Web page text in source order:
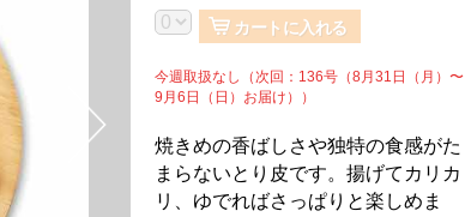
カートに入れる
今週取扱なし（次回：136号（8月31日（月）〜
9月6日（日）お届け））
焼きめの香ばしさや独特の食感がた
まらないとり皮です。揚げてカリカ
リ、ゆでればさっぱりと楽しめま